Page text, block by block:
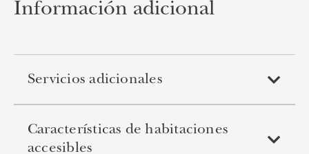
Información adicional
Servicios adicionales
Características de habitaciones
accesibles